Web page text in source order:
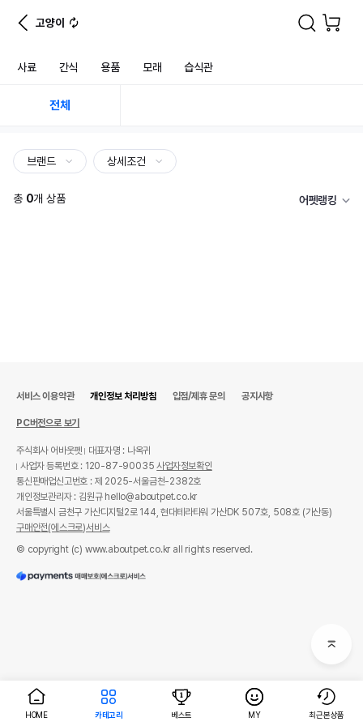
고양이
사료 간식 용품 모래 습식관
전체
브랜드 상세조건
총 0개 상품 어펫랭킹
서비스 이용약관 개인정보 처리방침 입점/제휴 문의 공지사항
PC버전으로 보기
주식회사 어바웃펫
대표자명 : 나옥귀
사업자 등록번호 : 120-87-90035사업자정보확인
통신판매업신고번호 : 제 2025-서울금천-2382호
개인정보관리자 : 김원규 hello@aboutpet.co.kr
서울특별시 금천구 가산디지털2로 144, 현대테라타워 가산DK 507호, 508호 (가산동)
구매안전(에스크로)서비스
© copyright (c) www.aboutpet.co.kr all rights reserved.
HOME 카테고리 베스트 MY 최근본상품